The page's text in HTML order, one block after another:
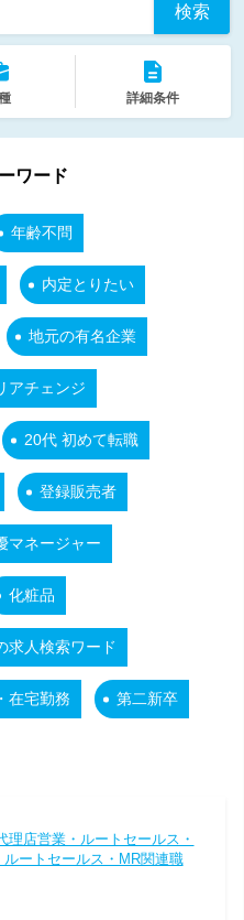
検索
詳細条件
ワード
年齢不問
内定とりたい
地元の有名企業
アチェンジ
20代 初めて転職
登録販売者
マネージャー
化粧品
求人検索ワード
在宅勤務 第二新卒
理店営業・ルートセールス・
ートセールス・MR関連職